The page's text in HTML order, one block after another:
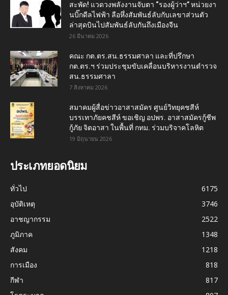
สะพัด! แวดวงพลังงานจับตา “รองผู้ว่าฯ” หน่วยงา
นบิ๊กดีลไฟฟ้า ลือหึ่งสัมพันธ์ลับกับเลขาส่วนตัว
ล่าสุดบินไปสัมพันธ์ลับกันถึงเมืองจีน
26 มีนาคม 2026
คณะ กต.ตร.สน.ธรรมศาลา และที่ปรึกษา
กต.ตร.ฯ ร่วมประชุมขับเคลื่อนบริหารงานตำรวจ
สน.ธรรมศาลา
7 สิงหาคม 2026
สมาคมผู้สื่อข่าวอาสาสมัคร ศูนย์วิทยุคชสีห์
บรรเทาภัยคชสีห์ ขอเชิญ อปพร. อาสาสมัครกู้ชีพ
กู้ภัย จิตอาสา ในพื้นที่ กทม. ร่วมบริจาคโลหิต
19 มิถุนายน 2026
ประเภทยอดนิยม
ทั่วไป
6175
อุบัติเหตุ
3746
อาชญากรรม
2522
ภูมิภาค
1348
สังคม
1218
การเมือง
818
กีฬา
817